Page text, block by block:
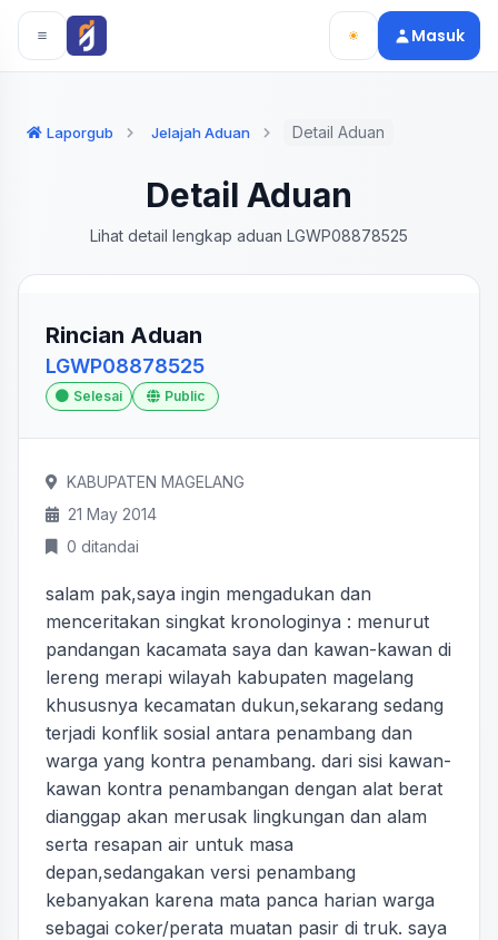
Langsung ke konten utama
Langsung ke navigasi
Masuk
Laporgub Jelajah Aduan Detail Aduan
Detail Aduan
Lihat detail lengkap aduan LGWP08878525
Rincian Aduan
LGWP08878525
Selesai Public
KABUPATEN MAGELANG
21 May 2014
0 ditandai
salam pak,saya ingin mengadukan dan
menceritakan singkat kronologinya : menurut
pandangan kacamata saya dan kawan-kawan di
lereng merapi wilayah kabupaten magelang
khususnya kecamatan dukun,sekarang sedang
terjadi konflik sosial antara penambang dan
warga yang kontra penambang. dari sisi kawan-
kawan kontra penambangan dengan alat berat
dianggap akan merusak lingkungan dan alam
serta resapan air untuk masa
depan,sedangakan versi penambang
kebanyakan karena mata panca harian warga
sebagai coker/perata muatan pasir di truk. saya